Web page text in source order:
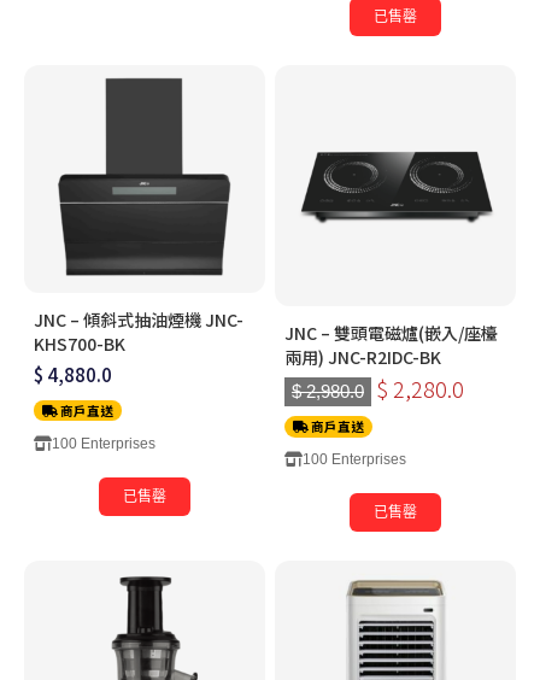
已售罄
JNC – 傾斜式抽油煙機 JNC-
KHS700-BK
$ 4,880.0
商戶直送
100 Enterprises
已售罄
JNC – 雙頭電磁爐(嵌入/座檯
兩用) JNC-R2IDC-BK
$ 2,980.0 $ 2,280.0
商戶直送
100 Enterprises
已售罄